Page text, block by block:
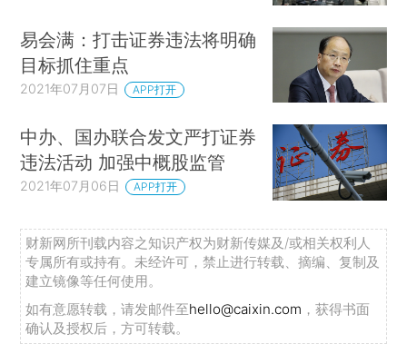
易会满：打击证券违法将明确
目标抓住重点
2021年07月07日 APP打开
中办、国办联合发文严打证券
违法活动 加强中概股监管
2021年07月06日 APP打开
财新网所刊载内容之知识产权为财新传媒及/或相关权利人
专属所有或持有。未经许可，禁止进行转载、摘编、复制及
建立镜像等任何使用。
如有意愿转载，请发邮件至hello@caixin.com ，获得书面
确认及授权后，方可转载。